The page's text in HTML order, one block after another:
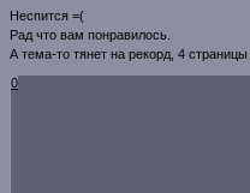
Неспится =(
Рад что вам понравилось.
А тема-то тянет на рекорд, 4
0